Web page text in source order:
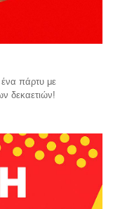
πάρτυ με
δεκαετιών!